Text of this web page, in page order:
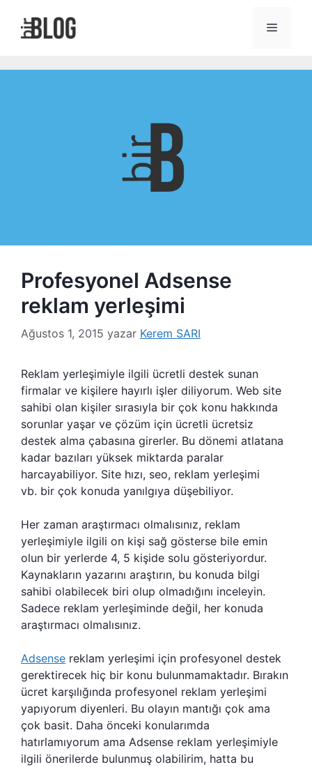
Menü
Profesyonel Adsense
reklam yerleşimi
Ağustos 1, 2015 yazar Kerem SARI
Reklam yerleşimiyle ilgili ücretli destek sunan
firmalar ve kişilere hayırlı işler diliyorum. Web site
sahibi olan kişiler sırasıyla bir çok konu hakkında
sorunlar yaşar ve çözüm için ücretli ücretsiz
destek alma çabasına girerler. Bu dönemi atlatana
kadar bazıları yüksek miktarda paralar
harcayabiliyor. Site hızı, seo, reklam yerleşimi
vb. bir çok konuda yanılgıya düşebiliyor.
Her zaman araştırmacı olmalısınız, reklam
yerleşimiyle ilgili on kişi sağ gösterse bile emin
olun bir yerlerde 4, 5 kişide solu gösteriyordur.
Kaynakların yazarını araştırın, bu konuda bilgi
sahibi olabilecek biri olup olmadığını inceleyin.
Sadece reklam yerleşiminde değil, her konuda
araştırmacı olmalısınız.
Adsense reklam yerleşimi için profesyonel destek
gerektirecek hiç bir konu bulunmamaktadır. Bırakın
ücret karşılığında profesyonel reklam yerleşimi
yapıyorum diyenleri. Bu olayın mantığı çok ama
çok basit. Daha önceki konularımda
hatırlamıyorum ama Adsense reklam yerleşimiyle
ilgili önerilerde bulunmuş olabilirim, hatta bu